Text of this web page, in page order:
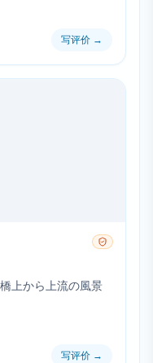
写评价 →
上から上流の風景
写评价 →